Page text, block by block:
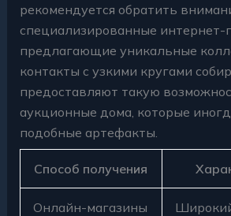
рекомендуется обратить
специализированные интернет-
предлагающие уникальные
контакты с узкими кругами
предоставляют такую
аукционные дома, которые
подобные артефакты.
Способ получения
Онлайн-магазины